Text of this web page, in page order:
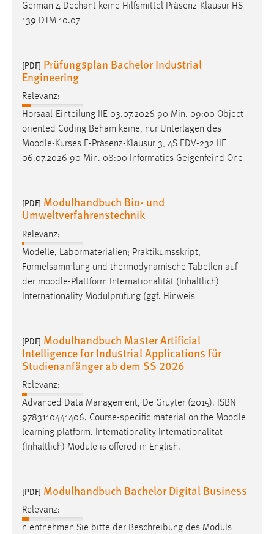
German 4 Dechant keine Hilfsmittel Präsenz-Klausur HS
139 DTM 10.07
[PDF] Prüfungsplan Bachelor Industrial
Engineering
Relevanz:
Hörsaal-Einteilung IIE 03.07.2026 90 Min. 09:00 Object-
oriented Coding Beham keine, nur Unterlagen des
Moodle-Kurses E-Präsenz-Klausur 3, 4S EDV-232 IIE
06.07.2026 90 Min. 08:00 Informatics Geigenfeind One
[PDF] Modulhandbuch Bio- und
Umweltverfahrenstechnik
Relevanz:
Modelle, Labormaterialien; Praktikumsskript,
Formelsammlung und thermodynamische Tabellen auf
der moodle-Plattform Internationalität (Inhaltlich)
Internationality Modulprüfung (ggf. Hinweis
[PDF] Modulhandbuch Master Artificial
Intelligence for Industrial Applications für
Studienanfänger ab dem SS 2026
Relevanz:
Advanced Data Management, De Gruyter (2015). ISBN
9783110441406. Course-specific material on the Moodle
learning platform. Internationality Internationalität
(Inhaltlich) Module is offered in English.
[PDF] Modulhandbuch Bachelor Digital Business
Relevanz:
n entnehmen Sie bitte der Beschreibung des Moduls